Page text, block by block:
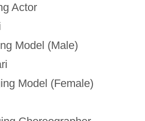
Actor
Model (Male)
Model (Female)